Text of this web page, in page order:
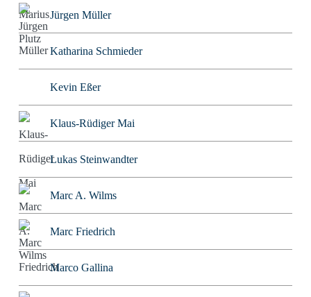
Jürgen Müller
Katharina Schmieder
Kevin Eßer
Klaus-Rüdiger Mai
Lukas Steinwandter
Marc A. Wilms
Marc Friedrich
Marco Gallina